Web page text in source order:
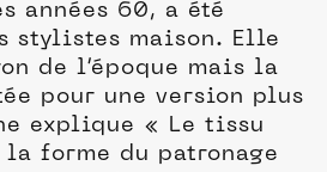
années 60, a été
stylistes maison. Elle
de l’époque mais la
pour une version plus
explique « Le tissu
la forme du patronage